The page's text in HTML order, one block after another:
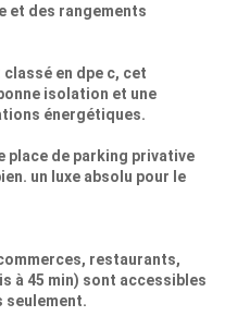
et des rangements
en dpe c, cet
isolation et une
énergétiques.
place de parking privative
un luxe absolu pour le
restaurants,
à 45 min) sont accessibles
seulement.